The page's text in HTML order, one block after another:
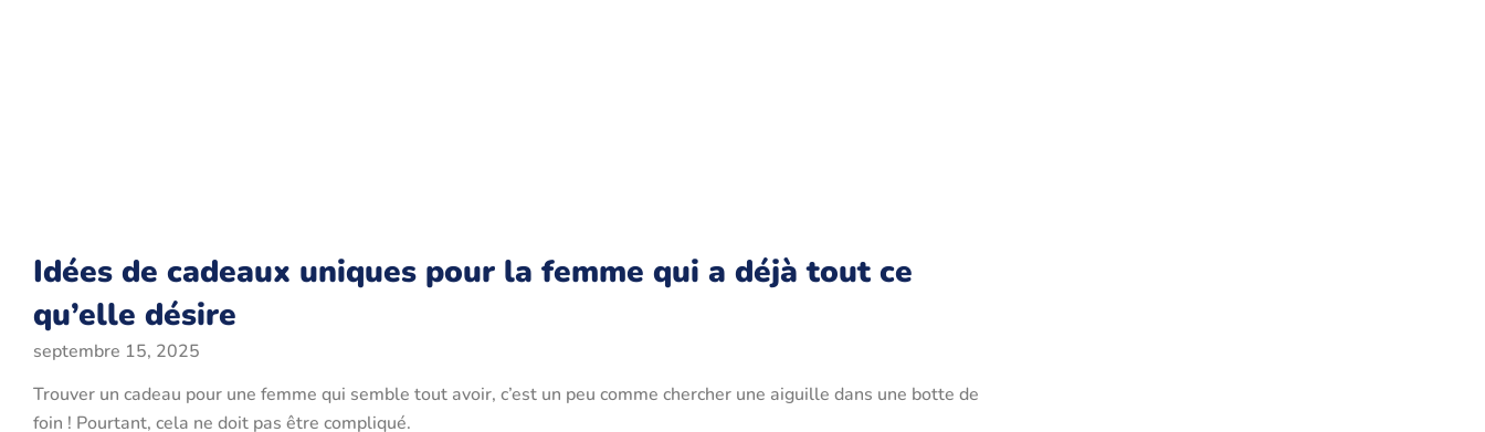
Idées de cadeaux uniques pour la femme qui a déjà tout ce
qu’elle désire
septembre 15, 2025
Trouver un cadeau pour une femme qui semble tout avoir, c’est un peu comme chercher une aiguille dans une botte de
foin ! Pourtant, cela ne doit pas être compliqué.